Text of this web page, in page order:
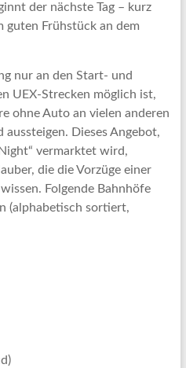
der nächste Tag – kurz
guten Frühstück an dem
nur an den Start- und
UEX-Strecken möglich ist,
ohne Auto an vielen anderen
Dieses Angebot,
vermarktet wird,
die die Vorzüge einer
Folgende Bahnhöfe
(alphabetisch sortiert,